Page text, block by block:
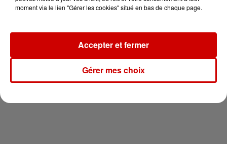
Newsletter
moment via le lien "Gérer les cookies" situé en bas de chaque page.
Gérer mes choix
Accepter et fermer